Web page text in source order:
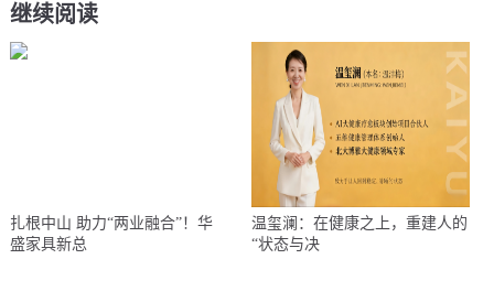
继续阅读
扎根中山 助力“两业融合”！华
盛家具新总
温玺澜：在健康之上，重建人的
“状态与决